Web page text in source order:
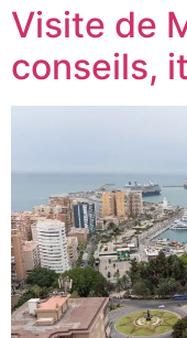
Visite de
conseils,